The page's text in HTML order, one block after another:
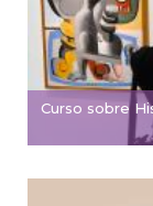
Curso sobre